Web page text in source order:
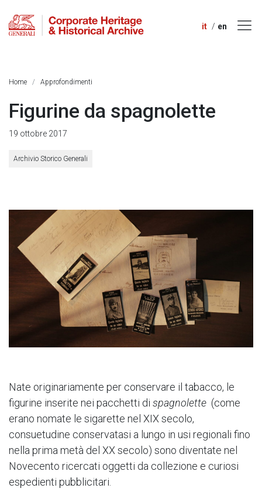
it en
Home Approfondimenti
Figurine da spagnolette
19 ottobre 2017
Archivio Storico Generali
Nate originariamente per conservare il tabacco, le
figurine inserite nei pacchetti di spagnolette (come
erano nomate le sigarette nel XIX secolo,
consuetudine conservatasi a lungo in usi regionali fino
nella prima metà del XX secolo) sono diventate nel
Novecento ricercati oggetti da collezione e curiosi
espedienti pubblicitari.